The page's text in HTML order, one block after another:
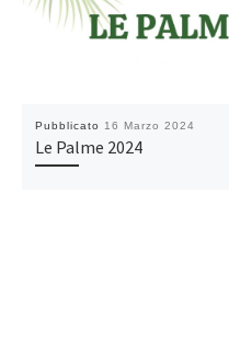
Pubblicato 16 Marzo 2024
Le Palme 2024